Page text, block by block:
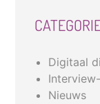
Digitaal
Nieuws